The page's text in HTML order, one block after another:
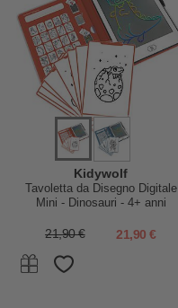
Kidywolf
Tavoletta da Disegno Digitale
Mini - Dinosauri - 4+ anni
21,90 € 21,90 €